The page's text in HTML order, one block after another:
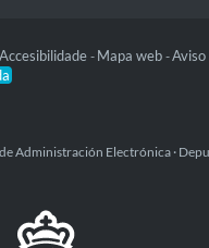
Accesibilidade - Mapa web -Aviso
Administración Electrónica ·